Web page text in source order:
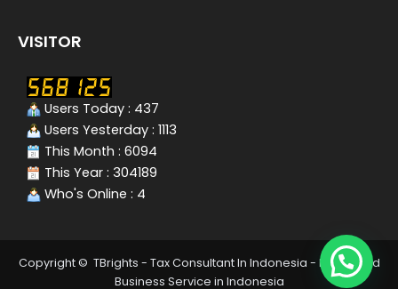
VISITOR
Users Today : 437
Users Yesterday : 1113
This Month : 6094
This Year : 304189
Who's Online : 4
Copyright © TBrights - Tax Consultant In Indonesia - Integrated
Business Service in Indonesia